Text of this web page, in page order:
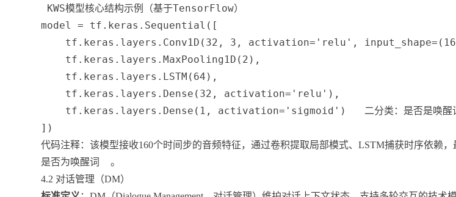
KWS模型核心结构示例（基于TensorFlow）
model = tf . keras . Sequential ( [
    tf
. keras . layers . Conv1D ( 32 , 3 , activation= 'relu' , input_shape= (
    tf
. keras . layers .MaxPooling1D ( 2 ) ,
    tf
. keras . layers . LSTM ( 64 ) ,
    tf
. keras . layers . Dense ( 32 , activation= 'relu' ) ,
    tf
. keras . layers . Dense ( 1 , activation= 'sigmoid' )
二分类：是否是唤醒
] )
代码注释：该模型接收160个时间步的音频特征，通过卷积提取局部模式、LSTM捕获时序依赖，
是否为唤醒词
。
4.2 对话管理（DM）